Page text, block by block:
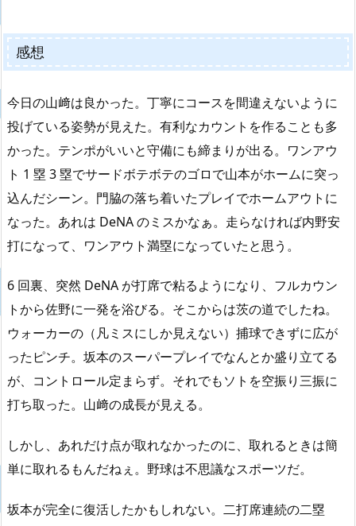
感想
今日の山﨑は良かった。丁寧にコースを間違えないように
投げている姿勢が見えた。有利なカウントを作ることも多
かった。テンポがいいと守備にも締まりが出る。ワンアウ
ト 1 塁 3 塁でサードボテボテのゴロで山本がホームに突っ
込んだシーン。門脇の落ち着いたプレイでホームアウトに
なった。あれは DeNA のミスかなぁ。走らなければ内野安
打になって、ワンアウト満塁になっていたと思う。
6 回裏、突然 DeNA が打席で粘るようになり、フルカウン
トから佐野に一発を浴びる。そこからは茨の道でしたね。
ウォーカーの（凡ミスにしか見えない）捕球できずに広が
ったピンチ。坂本のスーパープレイでなんとか盛り立てる
が、コントロール定まらず。それでもソトを空振り三振に
打ち取った。山﨑の成長が見える。
しかし、あれだけ点が取れなかったのに、取れるときは簡
単に取れるもんだねぇ。野球は不思議なスポーツだ。
坂本が完全に復活したかもしれない。二打席連続の二塁